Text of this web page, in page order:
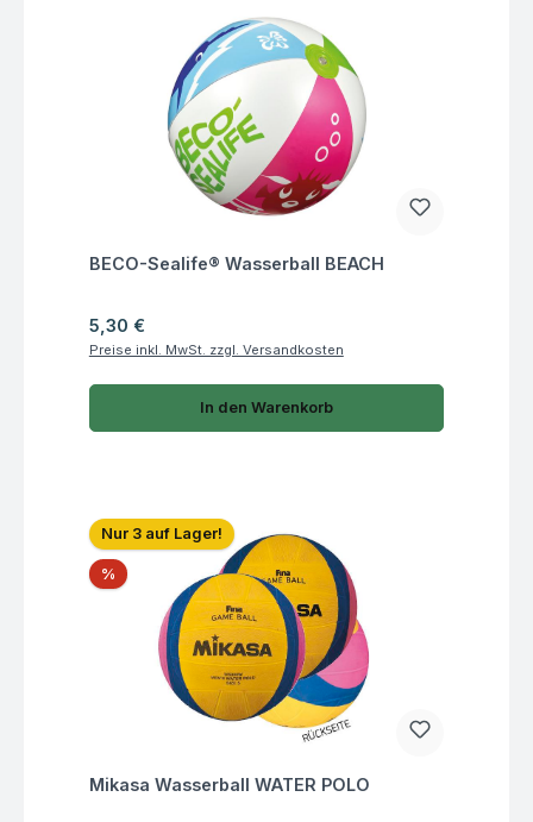
Fragen zum Artikel
BECO-Sealife® Wasserball BEACH
Regulärer Preis:
5,30 €
Preise inkl. MwSt. zzgl. Versandkosten
In den Warenkorb
Nur 3 auf Lager!
%Rabatt
Fragen zum Artikel
Mikasa Wasserball WATER POLO